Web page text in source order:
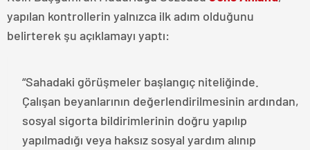
yapılan kontrollerin yalnızca ilk adım olduğunu
belirterek şu açıklamayı yaptı:
“Sahadaki görüşmeler başlangıç niteliğinde.
Çalışan beyanlarının değerlendirilmesinin ardından,
sosyal sigorta bildirimlerinin doğru yapılıp
yapılmadığı veya haksız sosyal yardım alınıp